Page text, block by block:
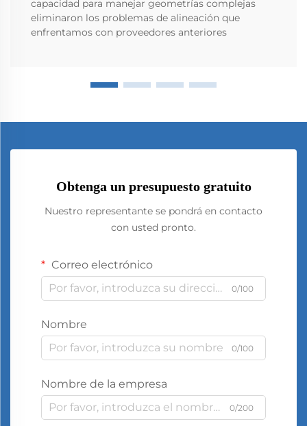
capacidad para manejar geometrías complejas
eliminaron los problemas de alineación que
enfrentamos con proveedores anteriores
Obtenga un presupuesto gratuito
Nuestro representante se pondrá en contacto
con usted pronto.
Correo electrónico
0/100
Nombre
0/100
Nombre de la empresa
0/200